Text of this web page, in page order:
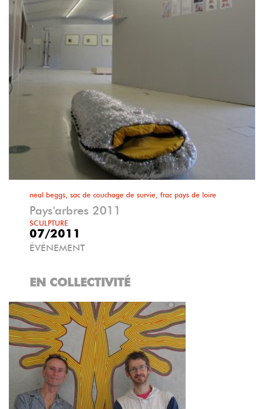
neal beggs, sac de couchage de survie, frac pays de loire
Pays'arbres 2011
SCULPTURE
07/2011
ÉVÉNEMENT
EN COLLECTIVITÉ